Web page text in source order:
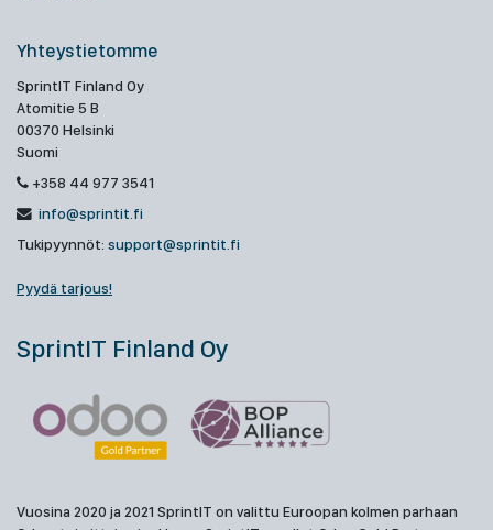
Yhteystietomme
SprintIT Finland Oy
Atomitie 5 B
00370 Helsinki
Suomi
+358 44 977 3541
info@sprintit.fi
Tukipyynnöt: support@sprintit.fi
Pyydä tarjous!
SprintIT Finland Oy
Vuosina 2020 ja 2021 SprintIT on valittu Euroopan kolmen parhaan